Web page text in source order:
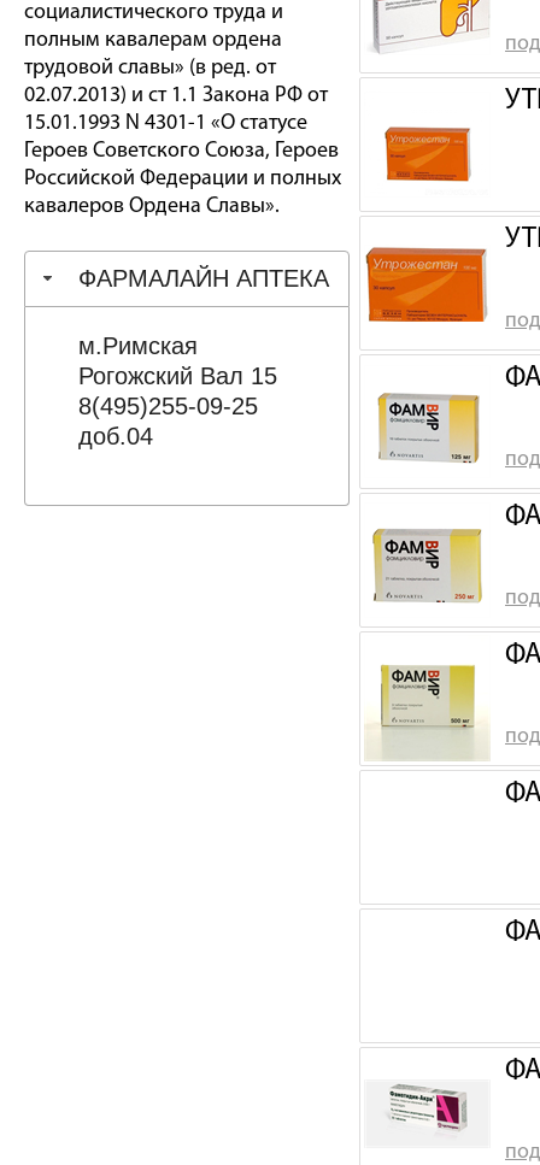
социалистического труда и
полным кавалерам ордена
трудовой славы» (в ред. от
02.07.2013) и ст 1.1 Закона РФ от
15.01.1993 N 4301-1 «О статусе
Героев Советского Союза, Героев
Российской Федерации и полных
кавалеров Ордена Славы».
ФАРМАЛАЙН АПТЕКА
м.Римская
Рогожский Вал 15
8(495)255-09-25
доб.04